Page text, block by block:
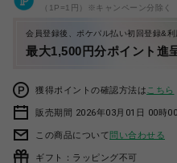
（1P=1円）※キャンペーン分除く
会員登録後、ポケパル払い初回登録&利
最大1,500円分ポイント進
獲得ポイントの確認方法は こちら
販売期間 2026年03月01日 00時
この商品について問い合わせる
ギフト：ラッピング不可